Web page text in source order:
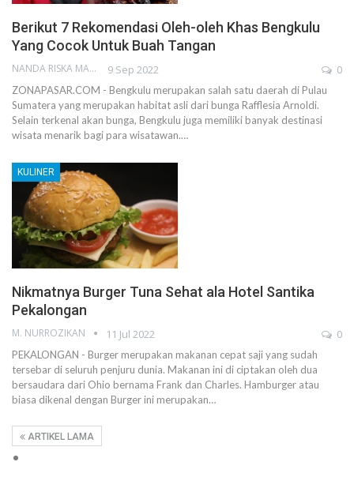
Berikut 7 Rekomendasi Oleh-oleh Khas Bengkulu
Yang Cocok Untuk Buah Tangan
NANDA RISKA MAHENDRA 9 Sep 2022 0
ZONAPASAR.COM - Bengkulu merupakan salah satu daerah di Pulau
Sumatera yang merupakan habitat asli dari bunga Rafflesia Arnoldi.
Selain terkenal akan bunga, Bengkulu juga memiliki banyak destinasi
wisata menarik bagi para wisatawan.…
KULINER
Nikmatnya Burger Tuna Sehat ala Hotel Santika
Pekalongan
M. NURROZIKAN 11 Jul 2022 0
PEKALONGAN - Burger merupakan makanan cepat saji yang sudah
tersebar di seluruh penjuru dunia. Makanan ini di ciptakan oleh dua
bersaudara dari Ohio bernama Frank dan Charles. Hamburger atau
biasa dikenal dengan Burger ini merupakan…
ARTIKEL LAMA